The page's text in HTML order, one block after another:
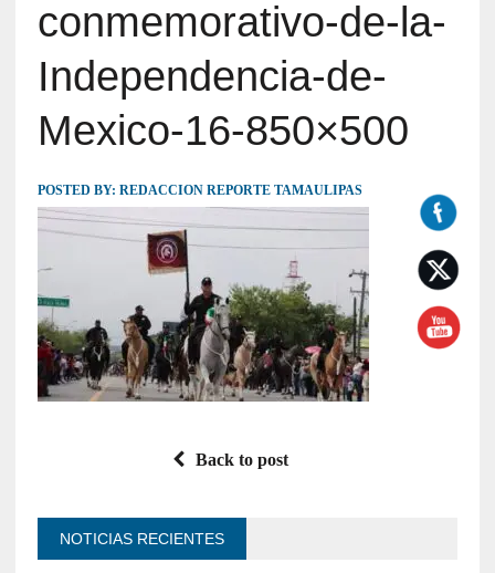
conmemorativo-de-la-
Independencia-de-
Mexico-16-850×500
POSTED BY: REDACCION REPORTE TAMAULIPAS
Back to post
NOTICIAS RECIENTES